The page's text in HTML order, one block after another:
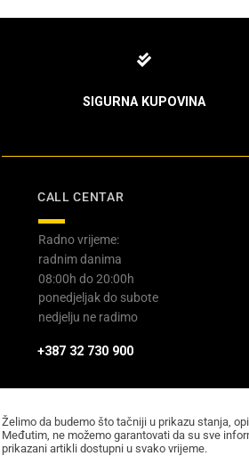
SIGURNA KUPOVINA
CALL CENTAR
Radno vrijeme:
radnim danima
08:00h do 20:00h
ponedjeljak do subote
nedjelju ne radimo
+387 32 730 900
Želimo da budemo što tačniji u prikazu stanja,
Međutim, ne možemo garantovati da su sve
prikazani artikli dostupni u svako vrijeme.